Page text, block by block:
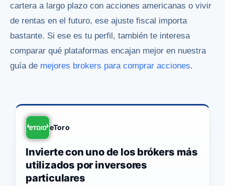
cartera a largo plazo con acciones americanas o vivir
de rentas en el futuro, ese ajuste fiscal importa
bastante. Si ese es tu perfil, también te interesa
comparar qué plataformas encajan mejor en nuestra
guía de mejores brokers para comprar acciones.
eToro
Invierte con uno de los brókers más
utilizados por inversores
particulares